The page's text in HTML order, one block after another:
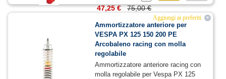
75,00 €
47,25 €
+
Aggiungi ai preferiti
Ammortizzatore anteriore per
VESPA PX 125 150 200 PE
Arcobaleno racing con molla
regolabile
Ammortizzatore anteriore racing con
molla regolabile per Vespa PX 125